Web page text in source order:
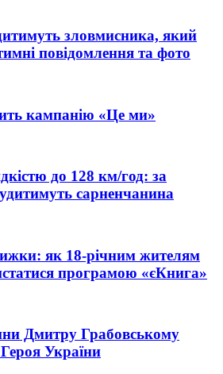
зловмисника, який
повідомлення та фото
кампанію «Це ми»
до 128 км/год: за
сарненчанина
як 18-річним жителям
програмою «єКнига»
Дмитру Грабовському
України